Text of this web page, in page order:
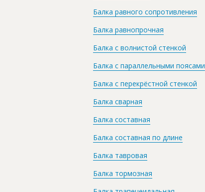
Балка равного сопротивления
Балка равнопрочная
Балка с волнистой стенкой
Балка с параллельными поясами
Балка с перекрёстной стенкой
Балка сварная
Балка составная
Балка составная по длине
Балка тавровая
Балка тормозная